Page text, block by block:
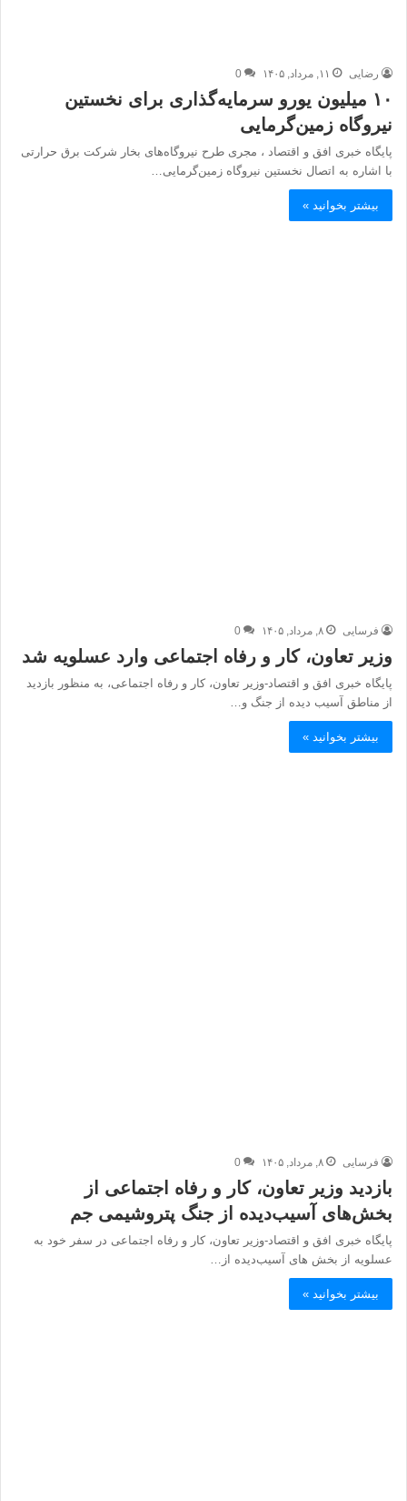
رضایی ۱۱, مرداد, ۱۴۰۵ 0
۱۰ میلیون یورو سرمایه‌گذاری برای نخستین
نیروگاه زمین‌گرمایی
پایگاه خبری افق و اقتصاد ، مجری طرح نیروگاه‌های بخار شرکت برق حرارتی
با اشاره به اتصال نخستین نیروگاه زمین‌گرمایی…
بیشتر بخوانید »
فرسایی ۸, مرداد, ۱۴۰۵ 0
وزیر تعاون، کار و رفاه اجتماعی وارد عسلویه شد
پایگاه خبری افق و اقتصاد-وزیر تعاون، کار و رفاه اجتماعی، به‌ منظور بازدید
از مناطق آسیب‌ دیده از جنگ و…
بیشتر بخوانید »
فرسایی ۸, مرداد, ۱۴۰۵ 0
بازدید وزیر تعاون، کار و رفاه اجتماعی از
بخش‌های آسیب‌دیده از جنگ پتروشیمی جم
پایگاه خبری افق و اقتصاد-وزیر تعاون، کار و رفاه اجتماعی در سفر خود به
عسلویه از بخش‌ های آسیب‌دیده از…
بیشتر بخوانید »